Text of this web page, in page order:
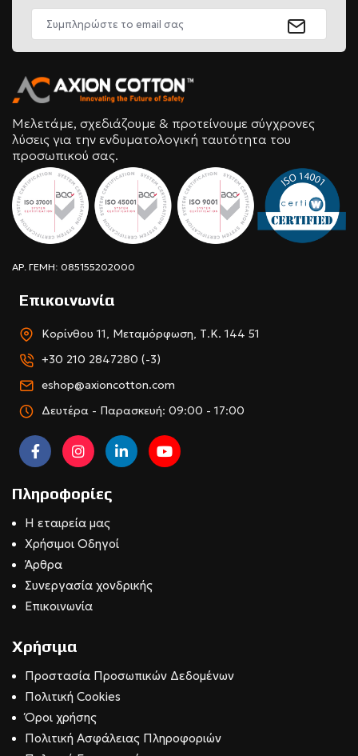
Μελετάμε, σχεδιάζουμε & προτείνουμε σύγχρονες
λύσεις για την ενδυματολογική ταυτότητα του
προσωπικού σας.
ΑΡ. ΓΕΜΗ: 085155202000
Επικοινωνία
Κορίνθου 11, Μεταμόρφωση, Τ.Κ. 144 51
+30 210 2847280 (-3)
eshop@axioncotton.com
Δευτέρα - Παρασκευή: 09:00 - 17:00
Πληροφορίες
Η εταιρεία μας
Χρήσιμοι Οδηγοί
Άρθρα
Συνεργασία χονδρικής
Επικοινωνία
Χρήσιμα
Προστασία Προσωπικών Δεδομένων
Πολιτική Cookies
Όροι χρήσης
Πολιτική Ασφάλειας Πληροφοριών